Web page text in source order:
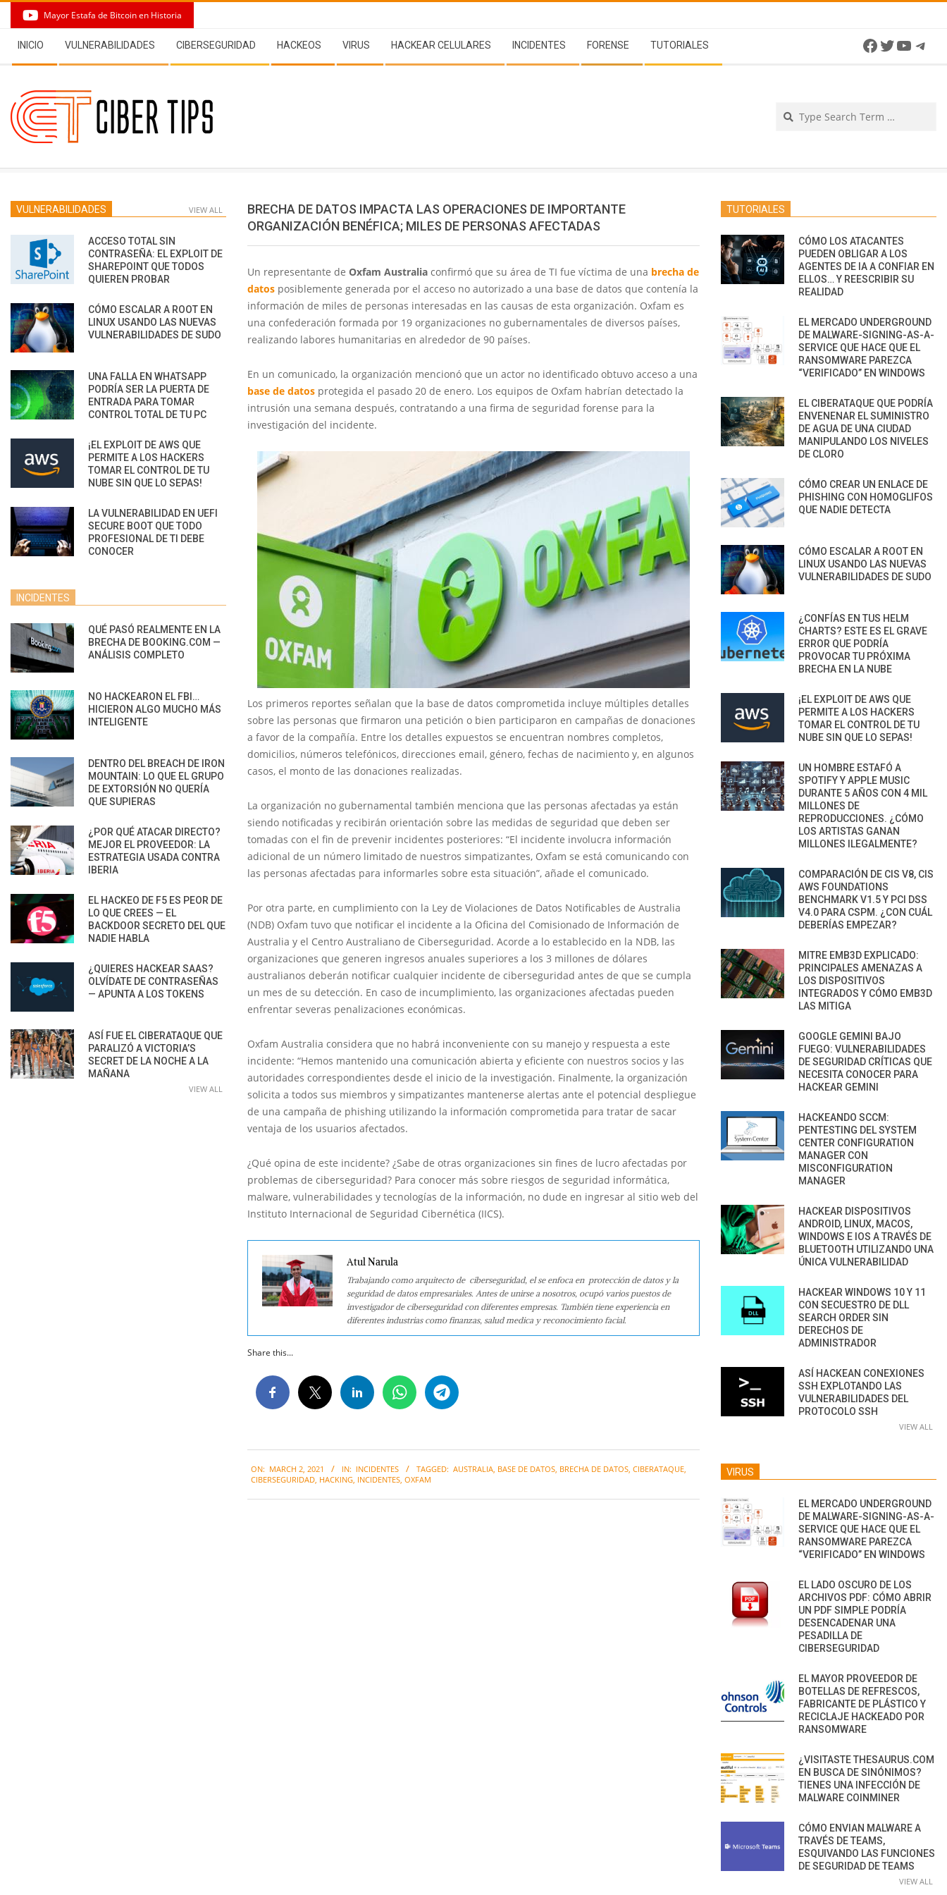
content
Mayor Estafa de Bitcoin en Historia
Navigation
Menu
INICIO VULNERABILIDADES CIBERSEGURIDAD HACKEOS VIRUS HACKEAR CELULARES INCIDENTES FORENSE TUTORIALES Facebook
Twitter
BRECHA DE DATOS IMPACTA LAS OPERACIONES DE IMPORTANTE
ORGANIZACIÓN BENÉFICA; MILES DE PERSONAS AFECTADAS
Un representante de Oxfam Australia confirmó que su área de TI fue víctima de una brecha de
datos posiblemente generada por el acceso no autorizado a una base de datos que contenía la
información de miles de personas interesadas en las causas de esta organización. Oxfam es
una confederación formada por 19 organizaciones no gubernamentales de diversos países,
realizando labores humanitarias en alrededor de 90 países.
En un comunicado, la organización mencionó que un actor no identificado obtuvo acceso a una
base de datos protegida el pasado 20 de enero. Los equipos de Oxfam habrían detectado la
intrusión una semana después, contratando a una firma de seguridad forense para la
investigación del incidente.
Los primeros reportes señalan que la base de datos comprometida incluye múltiples detalles
sobre las personas que firmaron una petición o bien participaron en campañas de donaciones
a favor de la compañía. Entre los detalles expuestos se encuentran nombres completos,
domicilios, números telefónicos, direcciones email, género, fechas de nacimiento y, en algunos
casos, el monto de las donaciones realizadas.
La organización no gubernamental también menciona que las personas afectadas ya están
siendo notificadas y recibirán orientación sobre las medidas de seguridad que deben ser
tomadas con el fin de prevenir incidentes posteriores: “El incidente involucra información
adicional de un número limitado de nuestros simpatizantes, Oxfam se está comunicando con
las personas afectadas para informarles sobre esta situación”, añade el comunicado.
Por otra parte, en cumplimiento con la Ley de Violaciones de Datos Notificables de Australia
(NDB) Oxfam tuvo que notificar el incidente a la Oficina del Comisionado de Información de
Australia y el Centro Australiano de Ciberseguridad. Acorde a lo establecido en la NDB, las
organizaciones que generen ingresos anuales superiores a los 3 millones de dólares
australianos deberán notificar cualquier incidente de ciberseguridad antes de que se cumpla
un mes de su detección. En caso de incumplimiento, las organizaciones afectadas pueden
enfrentar severas penalizaciones económicas.
Oxfam Australia considera que no habrá inconveniente con su manejo y respuesta a este
incidente: “Hemos mantenido una comunicación abierta y eficiente con nuestros socios y las
autoridades correspondientes desde el inicio de la investigación. Finalmente, la organización
solicita a todos sus miembros y simpatizantes mantenerse alertas ante el potencial despliegue
de una campaña de phishing utilizando la información comprometida para tratar de sacar
ventaja de los usuarios afectados.
¿Qué opina de este incidente? ¿Sabe de otras organizaciones sin fines de lucro afectadas por
problemas de ciberseguridad? Para conocer más sobre riesgos de seguridad informática,
malware, vulnerabilidades y tecnologías de la información, no dude en ingresar al sitio web del
Instituto Internacional de Seguridad Cibernética (IICS).
Atul Narula
Trabajando como arquitecto de ciberseguridad, el se enfoca en protección de datos y la
seguridad de datos empresariales. Antes de unirse a nosotros, ocupó varios puestos de
investigador de ciberseguridad con diferentes empresas. También tiene experiencia en
diferentes industrias como finanzas, salud medica y reconocimiento facial.
Share this...
03-
ON: MARCH 2, 2021 IN: INCIDENTES TAGGED: AUSTRALIA, BASE DE DATOS, BRECHA DE DATOS, CIBERATAQUE,
CIBERSEGURIDAD, HACKING, INCIDENTES, OXFAM
VULNERABILIDADES VIEW ALL
ACCESO TOTAL SIN
CONTRASEÑA: EL EXPLOIT DE
SHAREPOINT QUE TODOS
QUIEREN PROBAR
CÓMO ESCALAR A ROOT EN
LINUX USANDO LAS NUEVAS
VULNERABILIDADES DE SUDO
UNA FALLA EN WHATSAPP
PODRÍA SER LA PUERTA DE
ENTRADA PARA TOMAR
CONTROL TOTAL DE TU PC
¡EL EXPLOIT DE AWS QUE
PERMITE A LOS HACKERS
TOMAR EL CONTROL DE TU
NUBE SIN QUE LO SEPAS!
LA VULNERABILIDAD EN UEFI
SECURE BOOT QUE TODO
PROFESIONAL DE TI DEBE
CONOCER
INCIDENTES
QUÉ PASÓ REALMENTE EN LA
BRECHA DE BOOKING.COM —
ANÁLISIS COMPLETO
NO HACKEARON EL FBI…
HICIERON ALGO MUCHO MÁS
INTELIGENTE
DENTRO DEL BREACH DE IRON
MOUNTAIN: LO QUE EL GRUPO
DE EXTORSIÓN NO QUERÍA
QUE SUPIERAS
¿POR QUÉ ATACAR DIRECTO?
MEJOR EL PROVEEDOR: LA
ESTRATEGIA USADA CONTRA
IBERIA
EL HACKEO DE F5 ES PEOR DE
LO QUE CREES — EL
BACKDOOR SECRETO DEL QUE
NADIE HABLA
¿QUIERES HACKEAR SAAS?
OLVÍDATE DE CONTRASEÑAS
— APUNTA A LOS TOKENS
ASÍ FUE EL CIBERATAQUE QUE
PARALIZÓ A VICTORIA’S
SECRET DE LA NOCHE A LA
MAÑANA
VIEW ALL
TUTORIALES
CÓMO LOS ATACANTES
PUEDEN OBLIGAR A LOS
AGENTES DE IA A CONFIAR EN
ELLOS… Y REESCRIBIR SU
REALIDAD
EL MERCADO UNDERGROUND
DE MALWARE-SIGNING-AS-A-
SERVICE QUE HACE QUE EL
RANSOMWARE PAREZCA
“VERIFICADO” EN WINDOWS
EL CIBERATAQUE QUE PODRÍA
ENVENENAR EL SUMINISTRO
DE AGUA DE UNA CIUDAD
MANIPULANDO LOS NIVELES
DE CLORO
CÓMO CREAR UN ENLACE DE
PHISHING CON HOMOGLIFOS
QUE NADIE DETECTA
CÓMO ESCALAR A ROOT EN
LINUX USANDO LAS NUEVAS
VULNERABILIDADES DE SUDO
¿CONFÍAS EN TUS HELM
CHARTS? ESTE ES EL GRAVE
ERROR QUE PODRÍA
PROVOCAR TU PRÓXIMA
BRECHA EN LA NUBE
¡EL EXPLOIT DE AWS QUE
PERMITE A LOS HACKERS
TOMAR EL CONTROL DE TU
NUBE SIN QUE LO SEPAS!
UN HOMBRE ESTAFÓ A
SPOTIFY Y APPLE MUSIC
DURANTE 5 AÑOS CON 4 MIL
MILLONES DE
REPRODUCCIONES. ¿CÓMO
LOS ARTISTAS GANAN
MILLONES ILEGALMENTE?
COMPARACIÓN DE CIS V8, CIS
AWS FOUNDATIONS
BENCHMARK V1.5 Y PCI DSS
V4.0 PARA CSPM. ¿CON CUÁL
DEBERÍAS EMPEZAR?
MITRE EMB3D EXPLICADO:
PRINCIPALES AMENAZAS A
LOS DISPOSITIVOS
INTEGRADOS Y CÓMO EMB3D
LAS MITIGA
GOOGLE GEMINI BAJO
FUEGO: VULNERABILIDADES
DE SEGURIDAD CRÍTICAS QUE
NECESITA CONOCER PARA
HACKEAR GEMINI
HACKEANDO SCCM:
PENTESTING DEL SYSTEM
CENTER CONFIGURATION
MANAGER CON
MISCONFIGURATION
MANAGER
HACKEAR DISPOSITIVOS
ANDROID, LINUX, MACOS,
WINDOWS E IOS A TRAVÉS DE
BLUETOOTH UTILIZANDO UNA
ÚNICA VULNERABILIDAD
HACKEAR WINDOWS 10 Y 11
CON SECUESTRO DE DLL
SEARCH ORDER SIN
DERECHOS DE
ADMINISTRADOR
ASÍ HACKEAN CONEXIONES
SSH EXPLOTANDO LAS
VULNERABILIDADES DEL
PROTOCOLO SSH
VIEW ALL
VIRUS
EL MERCADO UNDERGROUND
DE MALWARE-SIGNING-AS-A-
SERVICE QUE HACE QUE EL
RANSOMWARE PAREZCA
“VERIFICADO” EN WINDOWS
EL LADO OSCURO DE LOS
ARCHIVOS PDF: CÓMO ABRIR
UN PDF SIMPLE PODRÍA
DESENCADENAR UNA
PESADILLA DE
CIBERSEGURIDAD
EL MAYOR PROVEEDOR DE
BOTELLAS DE REFRESCOS,
FABRICANTE DE PLÁSTICO Y
RECICLAJE HACKEADO POR
RANSOMWARE
¿VISITASTE THESAURUS.COM
EN BUSCA DE SINÓNIMOS?
TIENES UNA INFECCIÓN DE
MALWARE COINMINER
CÓMO ENVIAN MALWARE A
TRAVÉS DE TEAMS,
ESQUIVANDO LAS FUNCIONES
DE SEGURIDAD DE TEAMS
VIEW ALL